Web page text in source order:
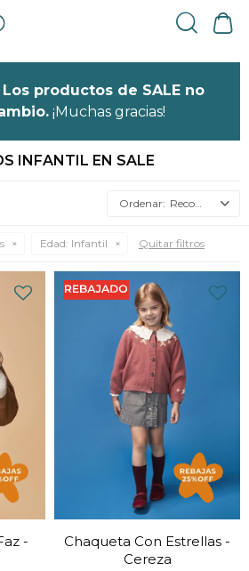
Los productos de SALE no
¡Muchas gracias!
INFANTIL EN SALE
Recomendados
Edad: Infantil Quitar filtros
-
Chaqueta Con Estrellas -
Cereza